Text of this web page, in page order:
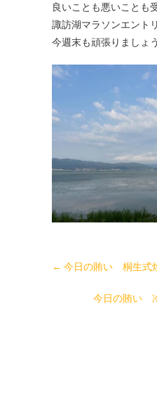
良いことも悪いことも
諏訪湖マラソンエント
今週末も頑張りましょ
← 今日の賄い 桐生式
今日の賄い